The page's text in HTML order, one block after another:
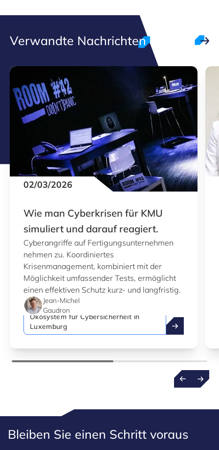
Verwandte Nachrichten
02/03/2026
Wie man Cyberkrisen für KMU
simuliert und darauf reagiert.
Cyberangriffe auf Fertigungsunternehmen
nehmen zu. Koordiniertes
Krisenmanagement, kombiniert mit der
Möglichkeit umfassender Tests, ermöglicht
einen effektiven Schutz kurz- und langfristig.
Jean-Michel
Gaudron
Ökosystem für Cybersicherheit in
Luxemburg
Wie man
Bleiben Sie einen Schritt voraus